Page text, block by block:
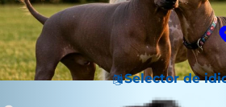
Selector de